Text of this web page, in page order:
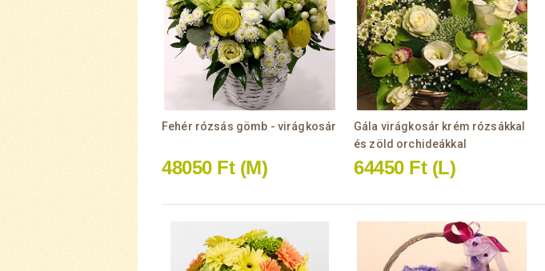
Fehér rózsás gömb - virágkosár
48050 Ft (M)
Gála virágkosár krém rózsákkal
és zöld orchideákkal
64450 Ft (L)